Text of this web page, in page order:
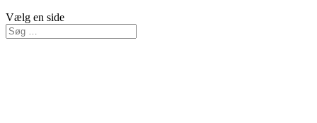
Vælg en side